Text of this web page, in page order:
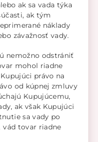
ak sa vada týka
ak tým
náklady
závažnosť vady.
nemožno odstrániť
mohol riadne
právo na
od kúpnej zmluvy
Kupujúcemu,
ak však Kupujúci
sa vady po
vád tovar riadne